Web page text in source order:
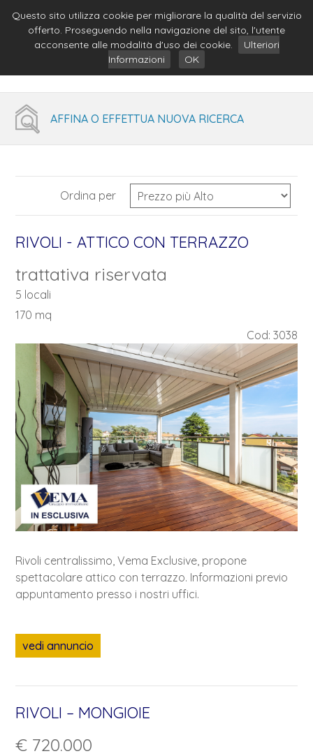
AFFINA O EFFETTUA NUOVA RICERCA
ASCENSORE
BOX AUTO
Salva la tua ricerca
Ordina per
RIVOLI - ATTICO CON TERRAZZO
trattativa riservata
5 locali
170 mq
Cod: 3038
Rivoli centralissimo, Vema Exclusive, propone
spettacolare attico con terrazzo. Informazioni previo
appuntamento presso i nostri uffici.
vedi annuncio
RIVOLI – MONGIOIE
€ 720.000
Questo sito utilizza cookie per migliorare la qualità del servizio
offerto. Proseguendo nella navigazione del sito, l'utente
acconsente alle modalità d'uso dei cookie.
Ulteriori
Informazioni
OK